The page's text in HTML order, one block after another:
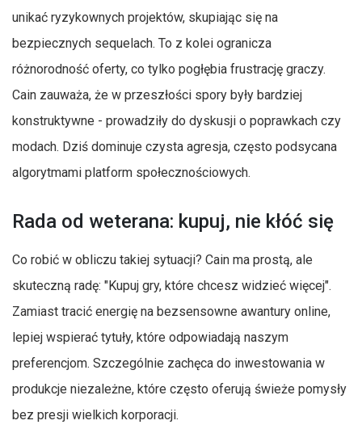
unikać ryzykownych projektów, skupiając się na
bezpiecznych sequelach. To z kolei ogranicza
różnorodność oferty, co tylko pogłębia frustrację graczy.
Cain zauważa, że w przeszłości spory były bardziej
konstruktywne - prowadziły do dyskusji o poprawkach czy
modach. Dziś dominuje czysta agresja, często podsycana
algorytmami platform społecznościowych.
Rada od weterana: kupuj, nie kłóć się
Co robić w obliczu takiej sytuacji? Cain ma prostą, ale
skuteczną radę: "Kupuj gry, które chcesz widzieć więcej".
Zamiast tracić energię na bezsensowne awantury online,
lepiej wspierać tytuły, które odpowiadają naszym
preferencjom. Szczególnie zachęca do inwestowania w
produkcje niezależne, które często oferują świeże pomysły
bez presji wielkich korporacji.